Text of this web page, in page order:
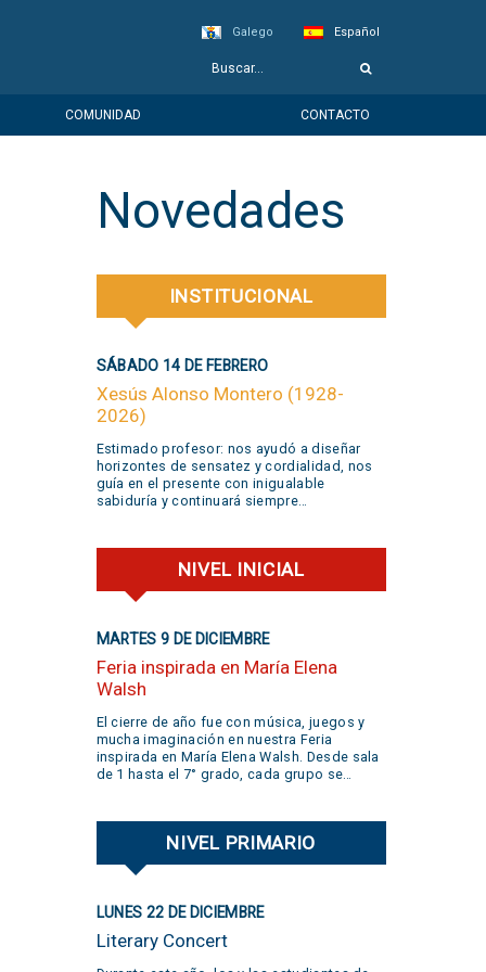
Galego Español
COMUNIDAD CONTACTO
Novedades
INSTITUCIONAL
SÁBADO 14 DE FEBRERO
Xesús Alonso Montero (1928-
2026)
Estimado profesor: nos ayudó a diseñar
horizontes de sensatez y cordialidad, nos
guía en el presente con inigualable
sabiduría y continuará siempre
¡Gracias!
NIVEL INICIAL
MARTES 9 DE DICIEMBRE
Feria inspirada en María Elena
Walsh
El cierre de año fue con música, juegos y
mucha imaginación en nuestra Feria
inspirada en María Elena Walsh. Desde sala
de 1 hasta el 7° grado, cada grupo se
creatividad, la curiosidad, el juego y la
libertad de expresión. Gracias a todas las
aplauso gigante a la banda @jivers.swing
música. ¡Gracias por el talento y la alegría
NIVEL PRIMARIO
LUNES 22 DE DICIEMBRE
Literary Concert